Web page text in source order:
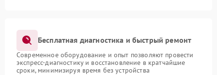
Бесплатная диагностика и быстрый ремонт
Современное оборудование и опыт позволяют провести
экспресс-диагностику и восстановление в кратчайшие
сроки, минимизируя время без устройства